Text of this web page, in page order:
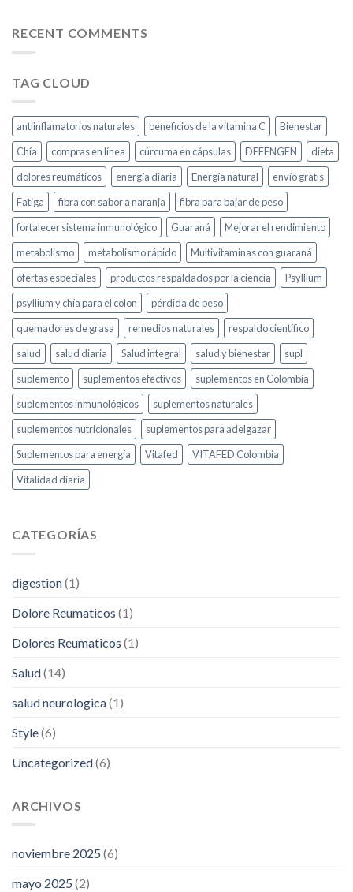
RECENT COMMENTS
TAG CLOUD
antiinflamatorios naturales beneficios de la vitamina C
Bienestar
Chía
compras en línea cúrcuma en cápsulas DEFENGEN
dieta
dolores reumáticos
energía diaria Energía natural
envío gratis
Fatiga
fibra con sabor a naranja
fibra para bajar de peso
fortalecer sistema inmunológico
Guaraná
Mejorar el rendimiento
metabolismo
metabolismo rápido
Multivitaminas con guaraná
ofertas especiales
productos respaldados por la ciencia
Psyllium
psyllium y chía para el colon
pérdida de peso
quemadores de grasa
remedios naturales
respaldo científico
salud
salud diaria Salud integral salud y bienestar
supl
suplemento
suplementos efectivos
suplementos en Colombia
suplementos inmunológicos
suplementos naturales
suplementos nutricionales
suplementos para adelgazar
Suplementos para energía
Vitafed
VITAFED Colombia
Vitalidad diaria
CATEGORÍAS
digestion(1)
Dolore Reumaticos (1)
Dolores Reumaticos (1)
Salud(14)
salud neurologica(1)
Style(6)
Uncategorized(6)
ARCHIVOS
noviembre 2025 (6)
mayo 2025 (2)